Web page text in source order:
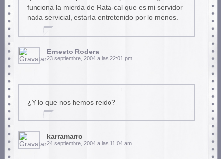
funciona la mierda de Rata-cal que es mi servidor
nada servicial, estaría entretenido por lo menos.
Ernesto Rodera
23 septiembre, 2004 a las 22:01 pm
¿Y lo que nos hemos reido?
karramarro
24 septiembre, 2004 a las 11:04 am